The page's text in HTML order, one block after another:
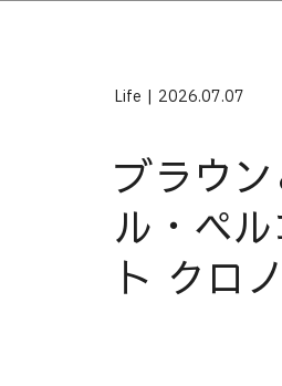
Life 2026.07.07
ブラウ
ル・ペ
ト クロ